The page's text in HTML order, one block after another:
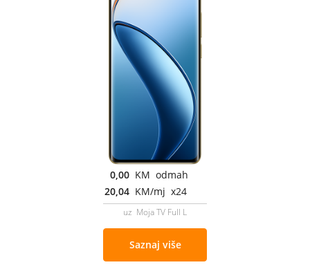
0,00 KM odmah
20,04 KM/mj x24
uz Moja TV Full L
Saznaj više